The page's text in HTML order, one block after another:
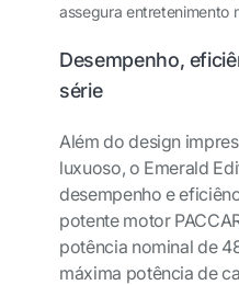
assegura entretenimento
Desempenho,
série
Além do design
luxuoso, o Emerald
desempenho e
potente motor
potência nominal de
máxima potência de